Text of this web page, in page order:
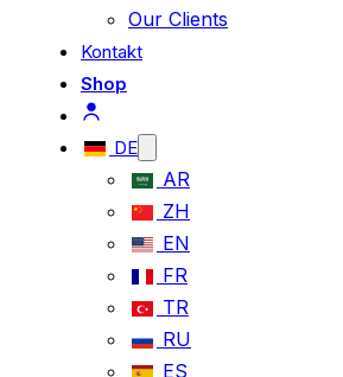
Our Clients
Kontakt
Shop
DE
AR
ZH
EN
FR
TR
RU
ES